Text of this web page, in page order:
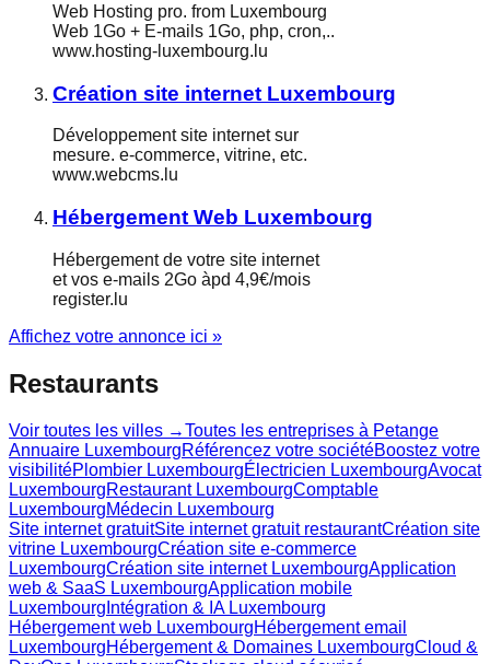
Web Hosting pro. from Luxembourg
Web 1Go + E-mails 1Go, php, cron,..
www.hosting-luxembourg.lu
Création site internet Luxembourg
Développement site internet sur
mesure. e-commerce, vitrine, etc.
www.webcms.lu
Hébergement Web Luxembourg
Hébergement de votre site internet
et vos e-mails 2Go àpd 4,9€/mois
register.lu
Affichez votre annonce ici »
Restaurants
Voir toutes les villes →Toutes les entreprises à Petange
Annuaire LuxembourgRéférencez votre sociétéBoostez votre
visibilitéPlombier LuxembourgÉlectricien LuxembourgAvocat
LuxembourgRestaurant LuxembourgComptable
LuxembourgMédecin Luxembourg
Site internet gratuitSite internet gratuit restaurantCréation site
vitrine LuxembourgCréation site e-commerce
LuxembourgCréation site internet LuxembourgApplication
web & SaaS LuxembourgApplication mobile
Luxembourg Intégration & IA Luxembourg
Hébergement web LuxembourgHébergement email
LuxembourgHébergement & Domaines LuxembourgCloud &